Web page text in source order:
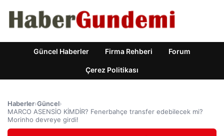
Güncel Haberler Firma Rehberi Forum
Çerez Politikası
Haberler›Güncel›
MARCO ASENSİO KİMDİR? Fenerbahçe transfer edebilecek mi?
Morinho devreye girdi!